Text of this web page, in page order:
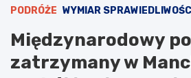
PODRÓŻE WYMIAR SPRAWIEDLIWOŚCI
Międzynarodowy
zatrzymany w